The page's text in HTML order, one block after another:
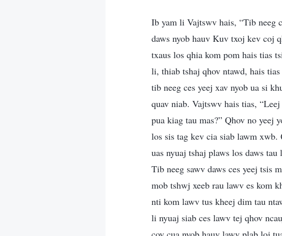
Ib yam li Vajtswv hais, “Tib neeg
daws nyob hauv Kuv txoj kev coj
txaus los qhia kom pom hais tias
li, thiab tshaj qhov ntawd, hais
tib neeg ces yeej xav nyob ua si
quav niab. Vajtswv hais tias,
pua kiag tau mas?” Qhov no yeej
los sis tag kev cia siab lawm xwb.
uas nyuaj tshaj plaws los daws
Tib neeg sawv daws ces yeej
mob tshwj xeeb rau lawv es kom
nti kom lawv tus kheej dim tau
li nyuaj siab ces lawv tej qhov